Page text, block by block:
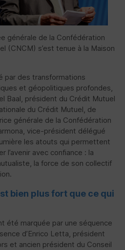
générale de la Confédération
(CNCM) s’est tenue à la Maison
par des transformations
et géopolitiques profondes,
Baal, président du Crédit Mutuel
du Crédit Mutuel, de
générale de la Confédération
vice-président délégué
les atouts qui permettent
l’avenir avec confiance : la
la force de son collectif
bien plus fort que ce qui
été marquée par une séquence
d’Enrico Letta, président
et ancien président du Conseil